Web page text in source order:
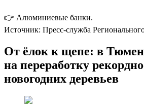
👉 Алюминиевые банки.
Источник: Пресс-служба
От ёлок к щепе: в
на переработку
новогодних деревьев